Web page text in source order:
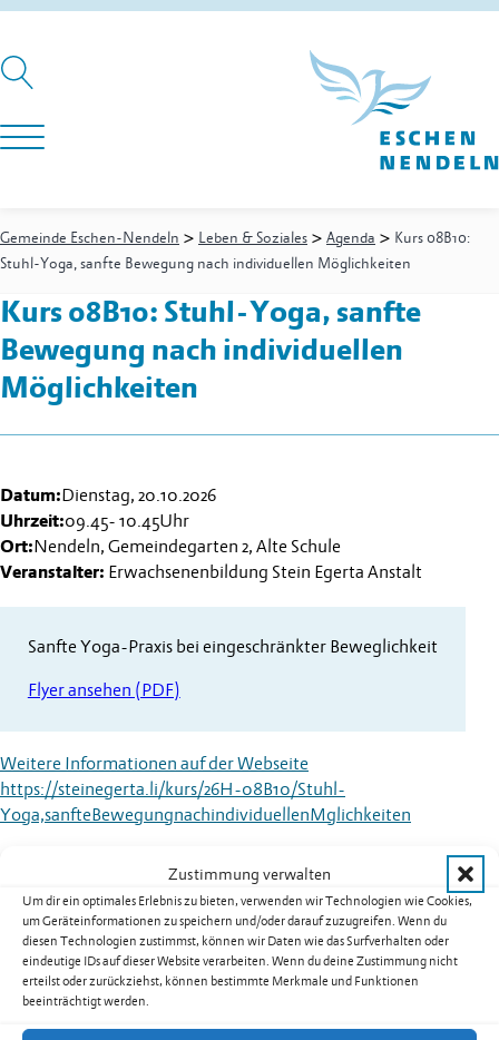
Zustimmung verwalten
Um dir ein optimales Erlebnis zu bieten, verwenden wir Technologien wie Cookies,
um Geräteinformationen zu speichern und/oder darauf zuzugreifen. Wenn du
diesen Technologien zustimmst, können wir Daten wie das Surfverhalten oder
eindeutige IDs auf dieser Website verarbeiten. Wenn du deine Zustimmung nicht
erteilst oder zurückziehst, können bestimmte Merkmale und Funktionen
beeinträchtigt werden.
Gemeinde Eschen-Nendeln > Leben & Soziales > Agenda > Kurs 08B10:
Stuhl-Yoga, sanfte Bewegung nach individuellen Möglichkeiten
Kurs 08B10: Stuhl-Yoga, sanfte
Bewegung nach individuellen
Möglichkeiten
Datum:Dienstag, 20.10.2026
Uhrzeit:09.45- 10.45Uhr
Ort:Nendeln, Gemeindegarten 2, Alte Schule
Veranstalter: Erwachsenenbildung Stein Egerta Anstalt
Sanfte Yoga-Praxis bei eingeschränkter Beweglichkeit
Flyer ansehen (PDF)
Weitere Informationen auf der Webseite
https://steinegerta.li/kurs/26H-08B10/Stuhl-
Yoga,sanfteBewegungnachindividuellenMglichkeiten
Weitere Termine
Kurs 08B02: Yoga für Männer in